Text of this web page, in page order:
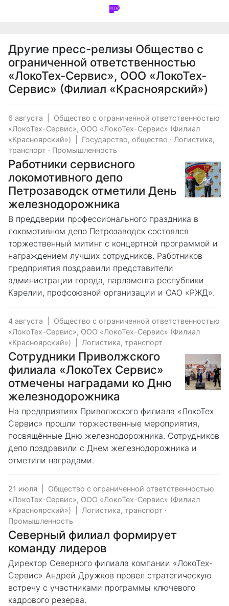
Другие пресс-релизы Общество с
ограниченной ответственностью
«ЛокоТех-Сервис», ООО «ЛокоТех-
Сервис» (Филиал «Красноярский»)
6 августа
Общество с ограниченной ответственностью
«ЛокоТех-Сервис», ООО «ЛокоТех-Сервис» (Филиал
«Красноярский»)
Государство, общество · Логистика,
транспорт · Промышленность
Работники сервисного
локомотивного депо
Петрозаводск отметили День
железнодорожника
В преддверии профессионального праздника в
локомотивном депо Петрозаводск состоялся
торжественный митинг с концертной программой и
награждением лучших сотрудников. Работников
предприятия поздравили представители
администрации города, парламента республики
Карелии, профсоюзной организации и ОАО «РЖД».
4 августа
Общество с ограниченной ответственностью
«ЛокоТех-Сервис», ООО «ЛокоТех-Сервис» (Филиал
«Красноярский»)
Логистика, транспорт
Сотрудники Приволжского
филиала «ЛокоТех Сервис»
отмечены наградами ко Дню
железнодорожника
На предприятиях Приволжского филиала «ЛокоТех
Сервис» прошли торжественные мероприятия,
посвящённые Дню железнодорожника. Сотрудников
депо поздравили с Днем железнодорожника и
отметили наградами.
21 июля
Общество с ограниченной ответственностью
«ЛокоТех-Сервис», ООО «ЛокоТех-Сервис» (Филиал
«Красноярский»)
Логистика, транспорт ·
Промышленность
Северный филиал формирует
команду лидеров
Директор Северного филиала компании «ЛокоТех-
Сервис» Андрей Дружков провел стратегическую
встречу с участниками программы ключевого
кадрового резерва.